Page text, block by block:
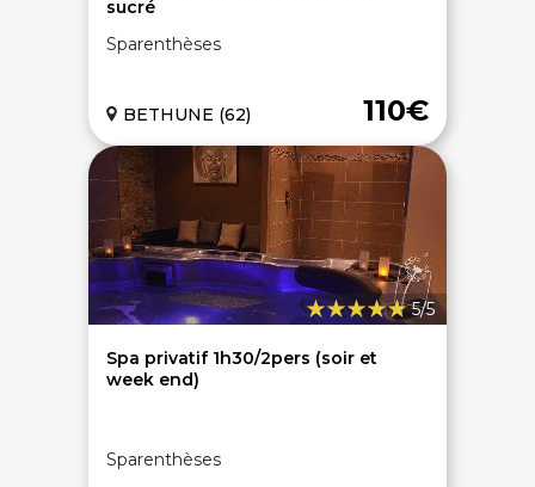
sucré
Sparenthèses
110€
BETHUNE (62)
5/5
Spa privatif 1h30/2pers (soir et
week end)
Sparenthèses